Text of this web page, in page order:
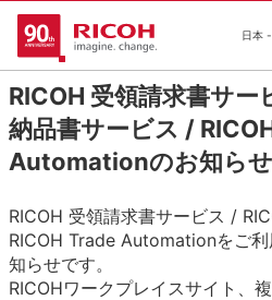
日本
RICOH 受領請求書サー
納品書サービス /
Automationのお知らせ
RICOH 受領請求書サービス /
RICOH Trade Automationをご
知らせです。
RICOHワークプレイスサイト、